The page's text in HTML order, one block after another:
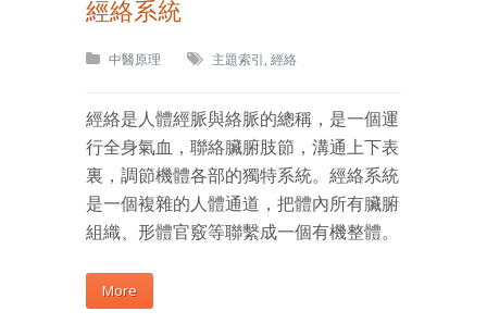
經絡系統
中醫原理 主題索引, 經絡
經絡是人體經脈與絡脈的總稱，是一個運
行全身氣血，聯絡臟腑肢節，溝通上下表
裏，調節機體各部的獨特系統。經絡系統
是一個複雜的人體通道，把體內所有臟腑
組織、形體官竅等聯繫成一個有機整體。
More